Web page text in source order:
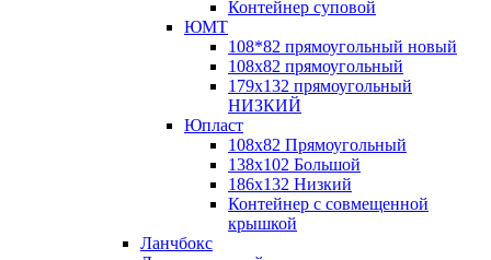
Контейнер суповой
ЮМТ
108*82 прямоугольный новый
108х82 прямоугольный
179х132 прямоугольный
НИЗКИЙ
Юпласт
108х82 Прямоугольный
138х102 Большой
186х132 Низкий
Контейнер с совмещенной
крышкой
Ланчбокс